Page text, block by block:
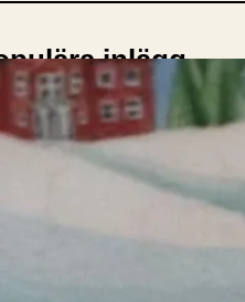
inlägg
författare